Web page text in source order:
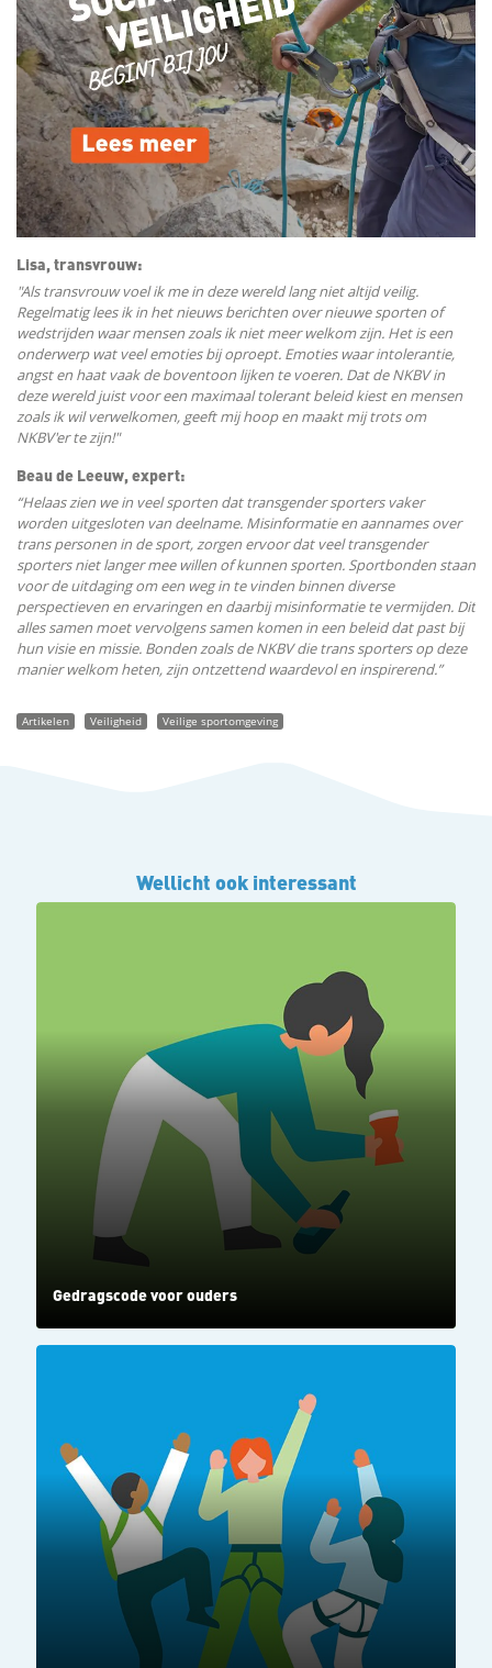
Lisa, transvrouw:
"Als transvrouw voel ik me in deze wereld lang niet altijd veilig.
Regelmatig lees ik in het nieuws berichten over nieuwe sporten of
wedstrijden waar mensen zoals ik niet meer welkom zijn. Het is een
onderwerp wat veel emoties bij oproept. Emoties waar intolerantie,
angst en haat vaak de boventoon lijken te voeren. Dat de NKBV in
deze wereld juist voor een maximaal tolerant beleid kiest en mensen
zoals ik wil verwelkomen, geeft mij hoop en maakt mij trots om
NKBV'er te zijn!"
Beau de Leeuw, expert:
“Helaas zien we in veel sporten dat transgender sporters vaker
worden uitgesloten van deelname. Misinformatie en aannames over
trans personen in de sport, zorgen ervoor dat veel transgender
sporters niet langer mee willen of kunnen sporten. Sportbonden staan
voor de uitdaging om een weg in te vinden binnen diverse
perspectieven en ervaringen en daarbij misinformatie te vermijden. Dit
alles samen moet vervolgens samen komen in een beleid dat past bij
hun visie en missie. Bonden zoals de NKBV die trans sporters op deze
manier welkom heten, zijn ontzettend waardevol en inspirerend.”
Artikelen Veiligheid Veilige sportomgeving
Wellicht ook interessant
Gedragscode voor ouders